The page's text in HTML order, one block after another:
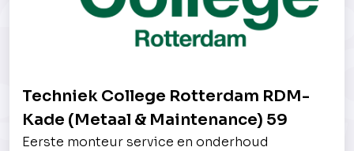
Techniek College Rotterdam RDM-
Kade (Metaal & Maintenance) 59
Eerste monteur service en onderhoud